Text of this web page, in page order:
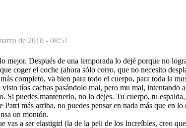
de 2010 - 08:51
mejor. Después de una temporada lo dejé porque no
coger el coche (ahora sólo corro, que no necesito
completo, va bien para todo el cuerpo, para toda la
tíos cachas pasándolo mal, pero mu mal, intentando
Si puedes mantenerlo, no lo dejes. Tu cuerpo, tu
Patri más arriba, no puedes pensar en nada más que en
un montón.
vas a ser elastigirl (la de la peli de los Increíbles, creo